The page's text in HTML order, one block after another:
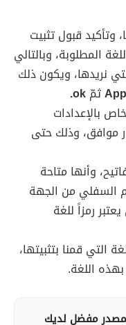
وتأكيد قبول تثبيت
المطلوبة، وبالتالي
نريدها، ويكون ذلك
ثمّok.
بالإعدادات
موافق، وذلك حتى
وأنها متاحة
السفلي من الجهة
رمزاً للغة
التي قمنا بتثبيتها،
اللغة.
مفضل لديك